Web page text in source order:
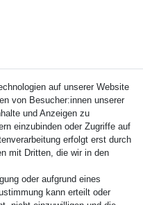
auf unserer Website
von Besucher:innen unserer
und Anzeigen zu
einzubinden oder Zugriffe auf
erfolgt erst durch
mit Dritten, die wir in den
oder aufgrund eines
kann erteilt oder